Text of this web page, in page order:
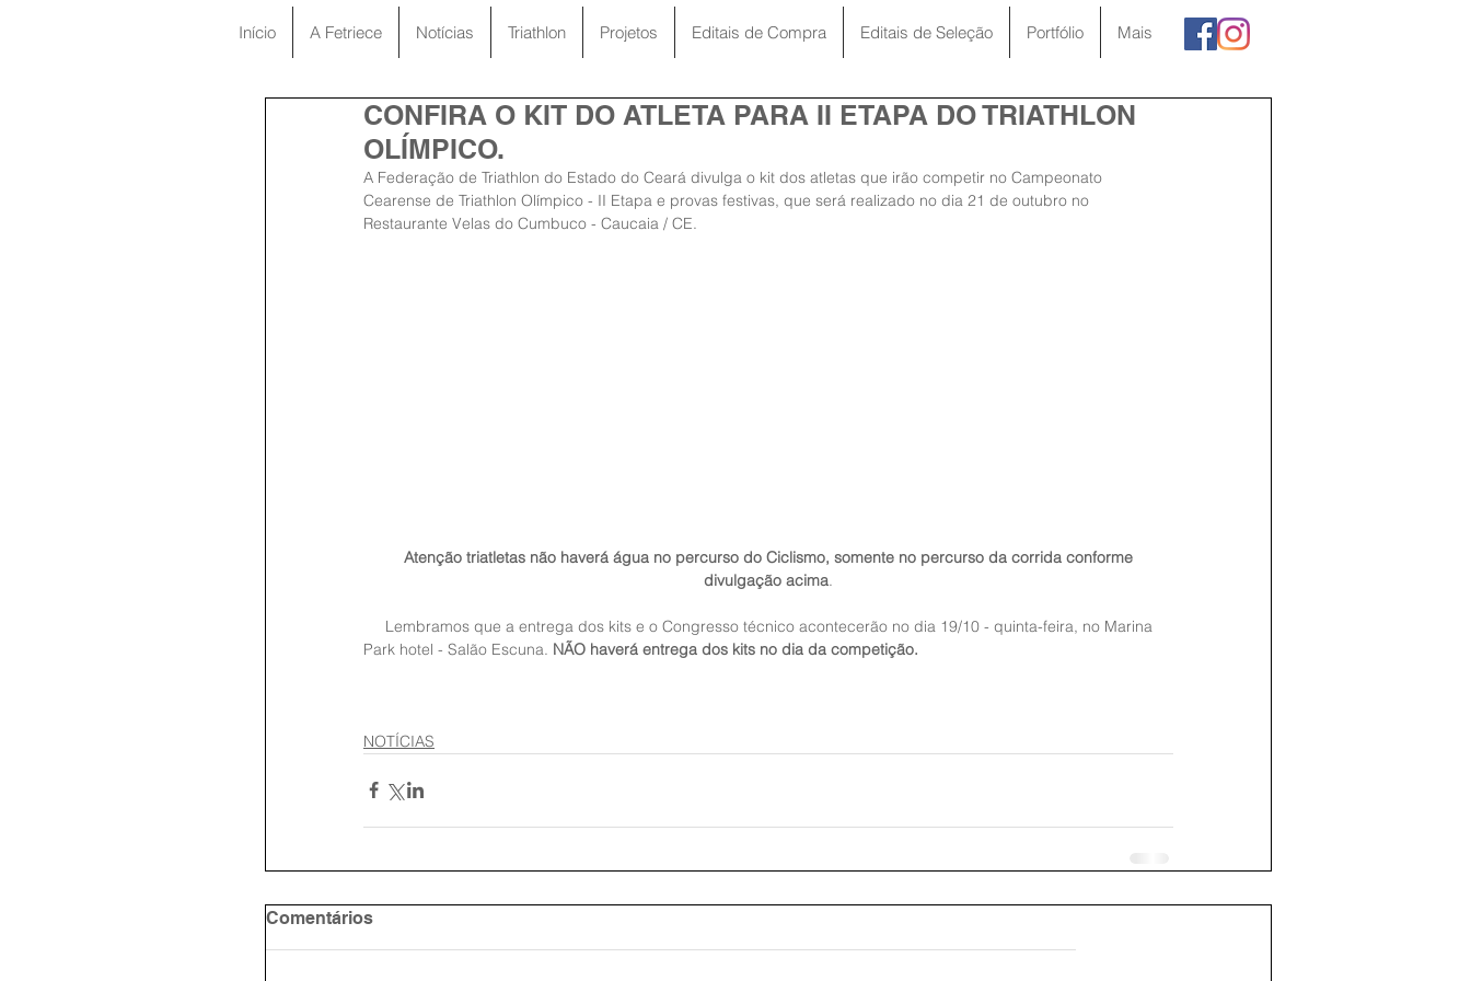
Início A Fetriece Notícias Triathlon Projetos Editais de Compra Editais de Seleção Portfólio Mais
CONFIRA O KIT DO ATLETA PARA II ETAPA DO TRIATHLON
OLÍMPICO.
A Federação de Triathlon do Estado do Ceará divulga o kit dos atletas que irão competir no Campeonato
Cearense de Triathlon Olímpico - II Etapa e provas festivas, que será realizado no dia 21 de outubro no
Restaurante Velas do Cumbuco - Caucaia / CE.
divulgação acima
Park hotel - Salão Escuna. NÃO haverá entrega dos kits no dia da competição.
NOTÍCIAS
Comentários